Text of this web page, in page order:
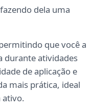
dela uma
que você a
durante atividades
de aplicação e
mais prática, ideal
ativo.